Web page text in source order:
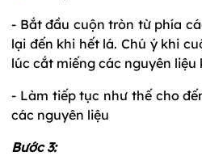
- Bắt đầu cuộn tròn từ phía
lại đến khi hết lá. Chú ý khi
lúc cắt miếng các nguyên liệu
- Làm tiếp tục như thế cho
các nguyên liệu
Bước 3: